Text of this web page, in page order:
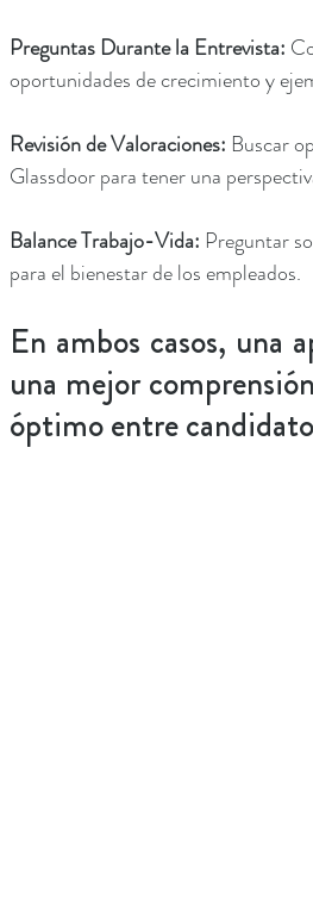
Preguntas Durante la Entrevista:
oportunidades de crecimiento y
Revisión de Valoraciones: Buscar
Glassdoor para tener una
Balance Trabajo-Vida: Preguntar
para el bienestar de los empleados.
En ambos casos, una
una mejor
óptimo entre